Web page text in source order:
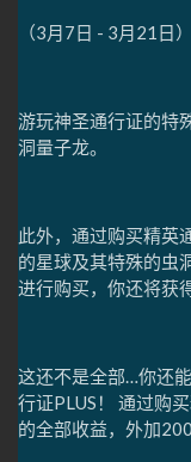
（3月7日 - 3月21日）
游玩神圣通行证的特
洞量子龙。
此外，通过购买精英
的星球及其特殊的虫
进行购买，你还将获
这还不是全部…你还
行证PLUS！ 通过购
的全部收益，外加